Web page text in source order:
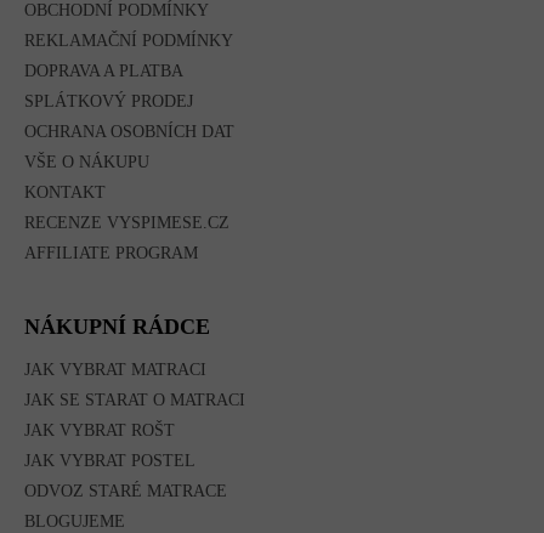
OBCHODNÍ PODMÍNKY
REKLAMAČNÍ PODMÍNKY
DOPRAVA A PLATBA
SPLÁTKOVÝ PRODEJ
OCHRANA OSOBNÍCH DAT
VŠE O NÁKUPU
KONTAKT
RECENZE VYSPIMESE.CZ
AFFILIATE PROGRAM
NÁKUPNÍ RÁDCE
JAK VYBRAT MATRACI
JAK SE STARAT O MATRACI
JAK VYBRAT ROŠT
JAK VYBRAT POSTEL
ODVOZ STARÉ MATRACE
BLOGUJEME